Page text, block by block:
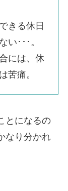
きる休日
い･･･。
には、休
苦痛。
とになるの
なり分かれ